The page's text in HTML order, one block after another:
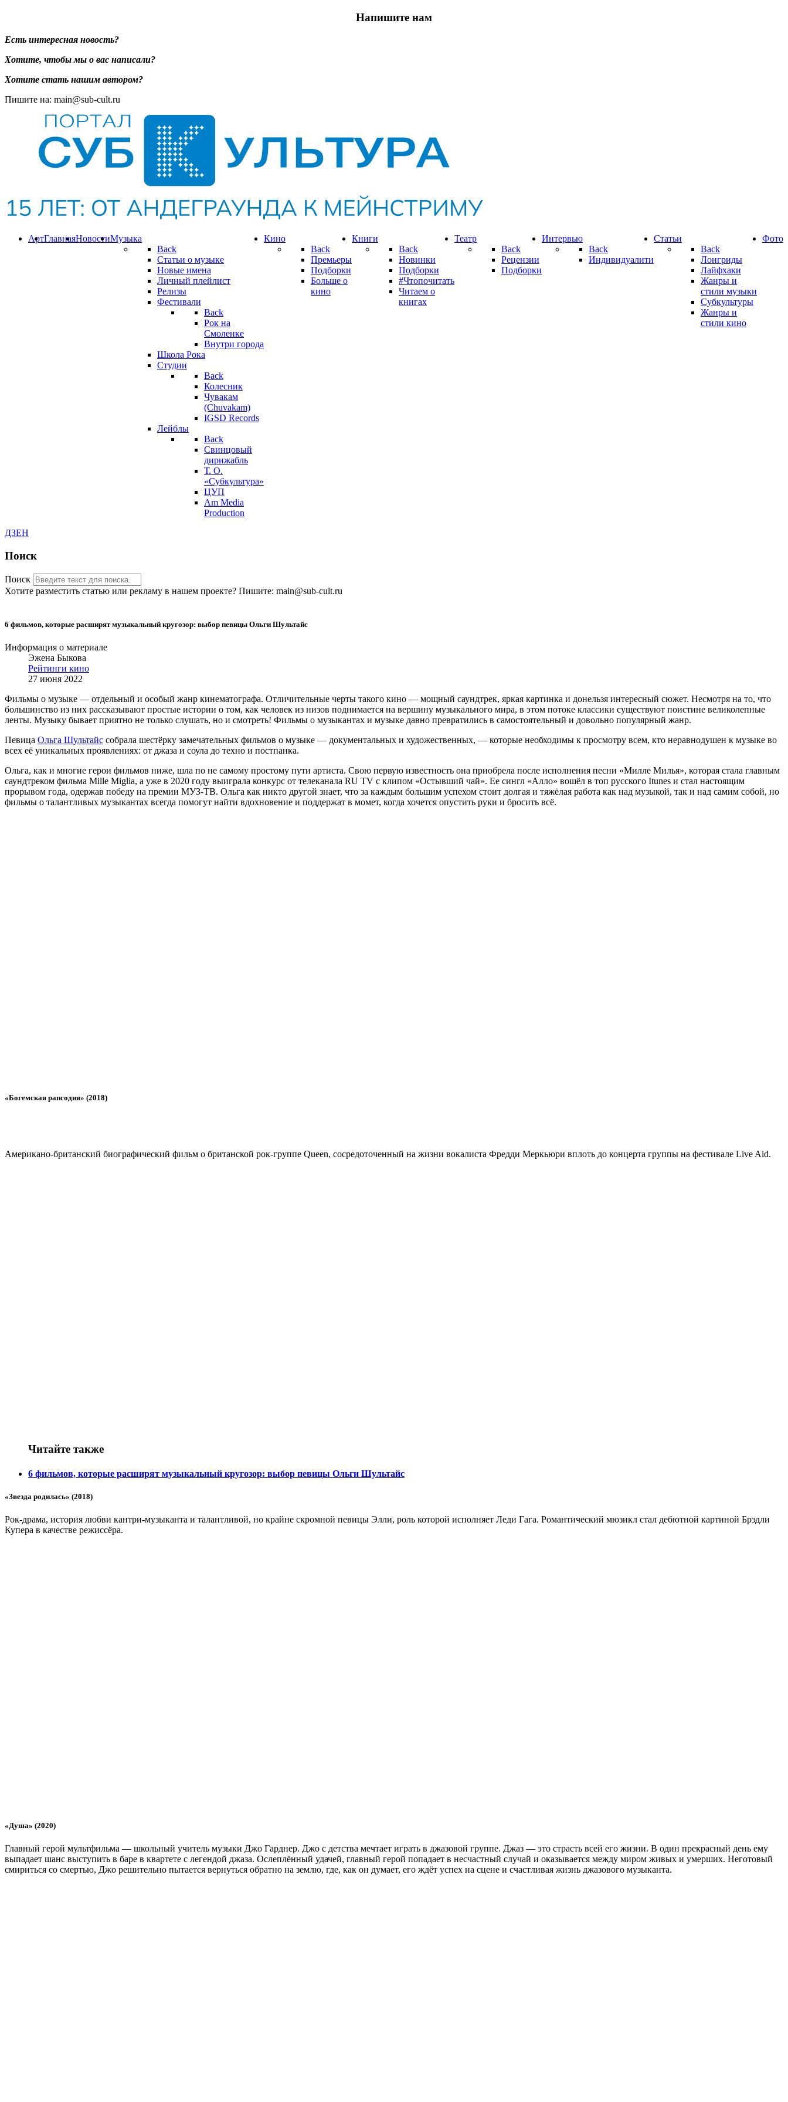
Напишите нам
Есть интересная новость?
Хотите, чтобы мы о вас написали?
Хотите стать нашим автором?
Пишите на: main@sub-cult.ru
Музыка
Back
Статьи о музыке
Новые имена
Личный плейлист
Релизы
Фестивали
Back
Рок на
Смоленке
Внутри города
Школа Рока
Студии
Back
Колесник
Чувакам
(Chuvakam)
IGSD Records
Лейблы
Back
Свинцовый
дирижабль
Т. О.
«Субкультура»
ЦУП
Am Media
Production
Кино
Back
Премьеры
Подборки
Больше о
кино
Книги
Back
Новинки
Подборки
#Чтопочитать
Читаем о
книгах
Театр
Back
Рецензии
Подборки
Фото
Интервью
Back
Индивидуалити
Статьи
Back
Лонгриды
Лайфхаки
Жанры и
стили музыки
Субкультуры
Жанры и
стили кино
Новости
Главная
Арт
ДЗЕН
Поиск
Поиск
Хотите разместить статью или рекламу в нашем проекте? Пишите: main@sub-cult.ru
6 фильмов, которые расширят музыкальный кругозор: выбор певицы Ольги Шультайс
Информация о материале
Эжена Быкова
Рейтинги кино
27 июня 2022
Фильмы о музыке — отдельный и особый жанр кинематографа. Отличительные черты такого кино — мощный саундтрек, яркая картинка и донельзя интересный сюжет. Несмотря на то, что
большинство из них рассказывают простые истории о том, как человек из низов поднимается на вершину музыкального мира, в этом потоке классики существуют поистине великолепные
ленты. Музыку бывает приятно не только слушать, но и смотреть! Фильмы о музыкантах и музыке давно превратились в самостоятельный и довольно популярный жанр.
Певица Ольга Шультайс собрала шестёрку замечательных фильмов о музыке — документальных и художественных, — которые необходимы к просмотру всем, кто неравнодушен к музыке во
всех её уникальных проявлениях: от джаза и соула до техно и постпанка.
Ольга, как и многие герои фильмов ниже, шла по не самому простому пути артиста. Свою первую известность она приобрела после исполнения песни «Милле Милья», которая стала главным
саундтреком фильма Mille Miglia, а уже в 2020 году выиграла конкурс от телеканала RU TV с клипом «Остывший чай». Ее сингл «Алло» вошёл в топ русского Itunes и стал настоящим
прорывом года, одержав победу на премии МУЗ-ТВ. Ольга как никто другой знает, что за каждым большим успехом стоит долгая и тяжёлая работа как над музыкой, так и над самим собой, но
фильмы о талантливых музыкантах всегда помогут найти вдохновение и поддержат в момет, когда хочется опустить руки и бросить всё.
«Богемская рапсодия» (2018)
Американо-британский биографический фильм о британской рок-группе Queen, сосредоточенный на жизни вокалиста Фредди Меркьюри вплоть до концерта группы на фестивале Live Aid.
Читайте также
6 фильмов, которые расширят музыкальный кругозор: выбор певицы Ольги Шультайс
«Звезда родилась» (2018)
Рок-драма, история любви кантри-музыканта и талантливой, но крайне скромной певицы Элли, роль которой исполняет Леди Гага. Романтический мюзикл стал дебютной картиной Брэдли
Купера в качестве режиссёра.
«Душа» (2020)
Главный герой мультфильма — школьный учитель музыки Джо Гарднер. Джо с детства мечтает играть в джазовой группе. Джаз — это страсть всей его жизни. В один прекрасный день ему
выпадает шанс выступить в баре в квартете с легендой джаза. Ослеплённый удачей, главный герой попадает в несчастный случай и оказывается между миром живых и умерших. Неготовый
смириться со смертью, Джо решительно пытается вернуться обратно на землю, где, как он думает, его ждёт успех на сцене и счастливая жизнь джазового музыканта.